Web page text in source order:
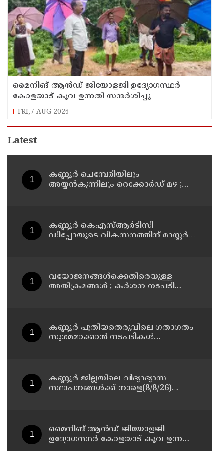
മൈനിങ് ആൻഡ്​ ജിയോളജി ഉദ്യോഗസ്ഥർ
കോളയാട് കൂവ ഉന്നതി സന്ദർശിച്ചു
FRI,7 AUG 2026
Latest
കണ്ണൂർ ചെമ്പേരിയിലും
അയ്യൻകുന്നിലും റെക്കോർഡ് മഴ ;
കണ്ണൂർ കെഎസ്ആർടിസി
ഡിപ്പോയുടെ വികസനത്തിന് മാസ്റ്റർ
വയോജനങ്ങൾക്കെതിരെയുള്ള
അതിക്രമങ്ങൾ ; കർശന നടപടി
കണ്ണൂർ പുതിയതെരുവിലെ ഗതാഗതം
സുഗമമാക്കാന്‍ നടപടികള്‍
കണ്ണൂർ ജില്ലയിലെ വിദ്യാഭ്യാസ
സ്ഥാപനങ്ങള്‍ക്ക് നാളെ(8/8/26)
മൈനിങ് ആൻഡ്​ ജിയോളജി
ഉദ്യോഗസ്ഥർ കോളയാട് കൂവ ഉന്നതി